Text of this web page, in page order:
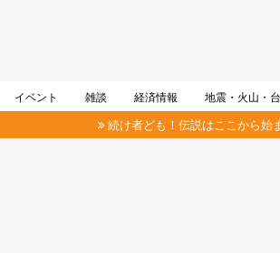
イベント 雑談 経済情報 地震・火山・
続け者ども！伝説はここから始